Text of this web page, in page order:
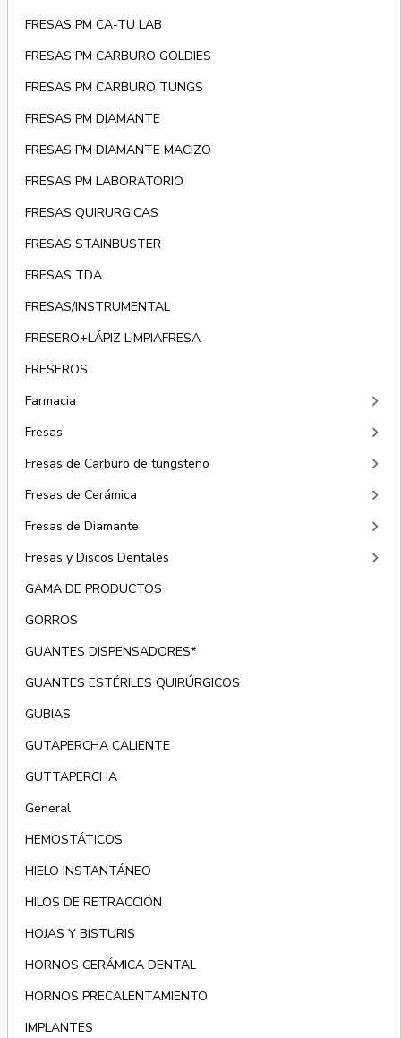
FRESAS PM CA-TU LAB
FRESAS PM CARBURO GOLDIES
FRESAS PM CARBURO TUNGS
FRESAS PM DIAMANTE
FRESAS PM DIAMANTE MACIZO
FRESAS PM LABORATORIO
FRESAS QUIRURGICAS
FRESAS STAINBUSTER
FRESAS TDA
FRESAS/INSTRUMENTAL
FRESERO+LÁPIZ LIMPIAFRESA
FRESEROS
Farmacia
keyboard_arrow_right
Fresas keyboard_arrow_right
Fresas de Carburo de tungsteno keyboard_arrow_right
Fresas de Cerámica keyboard_arrow_right
Fresas de Diamante keyboard_arrow_right
Fresas y Discos Dentales keyboard_arrow_right
GAMA DE PRODUCTOS
GORROS
GUANTES DISPENSADORES*
GUANTES ESTÉRILES QUIRÚRGICOS
GUBIAS
GUTAPERCHA CALIENTE
GUTTAPERCHA
General
HEMOSTÁTICOS
HIELO INSTANTÁNEO
HILOS DE RETRACCIÓN
HOJAS Y BISTURIS
HORNOS CERÁMICA DENTAL
HORNOS PRECALENTAMIENTO
IMPLANTES